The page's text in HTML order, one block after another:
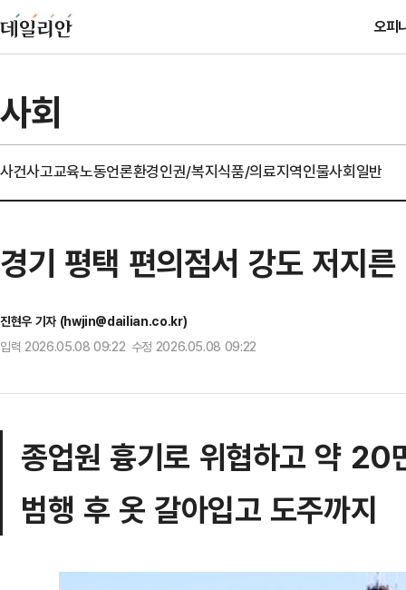
오피
사회
사건사고교육노동언론환경인권/복지식품/의료지역인물사회일반
경기 평택 편의점서 강도 저지
진현우 기자 (hwjin@dailian.co.kr)
입력 2026.05.08 09:22 수정 2026.05.08 09:22
종업원 흉기로 위협하고 약 20
범행 후 옷 갈아입고 도주까지